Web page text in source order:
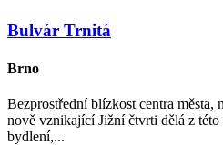
Bulvár Trnitá
Brno
Bezprostřední blízkost centra města,
nově vznikající Jižní čtvrti dělá z této
bydlení,...